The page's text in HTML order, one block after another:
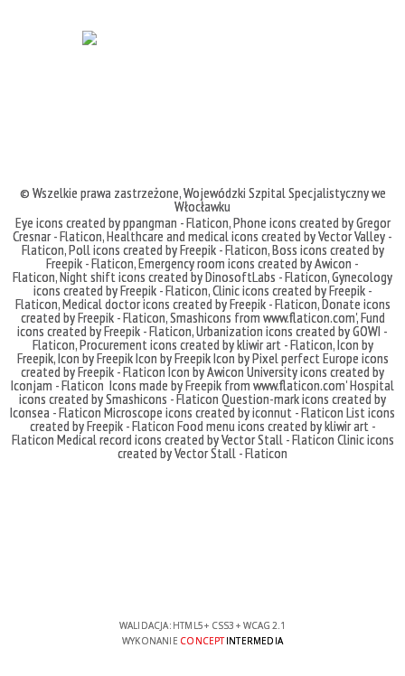
© Wszelkie prawa zastrzeżone,Wojewódzki Szpital Specjalistyczny we
Włocławku
Eye icons created by ppangman - Flaticon,Phone icons created by Gregor
Cresnar - Flaticon,Healthcare and medical icons created by Vector Valley -
Flaticon,Poll icons created by Freepik - Flaticon,Boss icons created by
Freepik - Flaticon,Emergency room icons created by Awicon -
Flaticon,Night shift icons created by DinosoftLabs - Flaticon,Gynecology
icons created by Freepik - Flaticon,Clinic icons created by Freepik -
Flaticon,Medical doctor icons created by Freepik - Flaticon,Donate icons
created by Freepik - Flaticon,Smashicons from www.flaticon.com',Fund
icons created by Freepik - Flaticon,Urbanization icons created by GOWI -
Flaticon,Procurement icons created by kliwir art - Flaticon,Icon by
Freepik,Icon by FreepikIcon by FreepikIcon by Pixel perfectEurope icons
created by Freepik - Flaticon Icon by Awicon University icons created by
Iconjam - Flaticon Icons made byFreepik from www.flaticon.com'Hospital
icons created by Smashicons - Flaticon Question-mark icons created by
Iconsea - Flaticon Microscope icons created by iconnut - Flaticon List icons
created by Freepik - Flaticon Food menu icons created by kliwir art -
Flaticon Medical record icons created by Vector Stall - Flaticon Clinic icons
created by Vector Stall - Flaticon
WALIDACJA: HTML5+ CSS3 + WCAG 2.1
WYKONANIE CONCEPTINTERMEDIA